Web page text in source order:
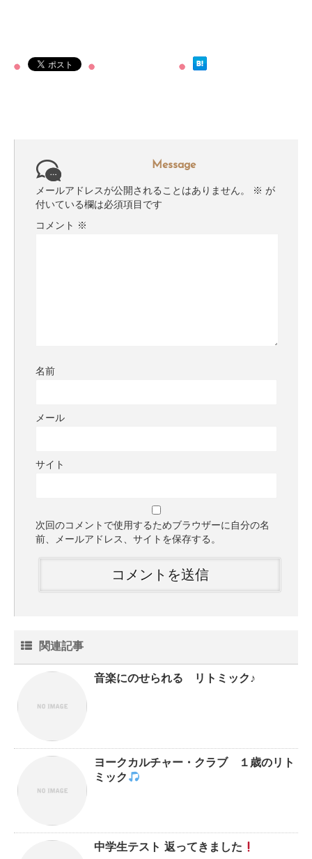
Message
メールアドレスが公開されることはありません。 ※ が
付いている欄は必須項目です
コメント ※
名前
メール
サイト
次回のコメントで使用するためブラウザーに自分の名
前、メールアドレス、サイトを保存する。
関連記事
音楽にのせられる リトミック♪
ヨークカルチャー・クラブ １歳のリト
ミック
中学生テスト 返ってきました